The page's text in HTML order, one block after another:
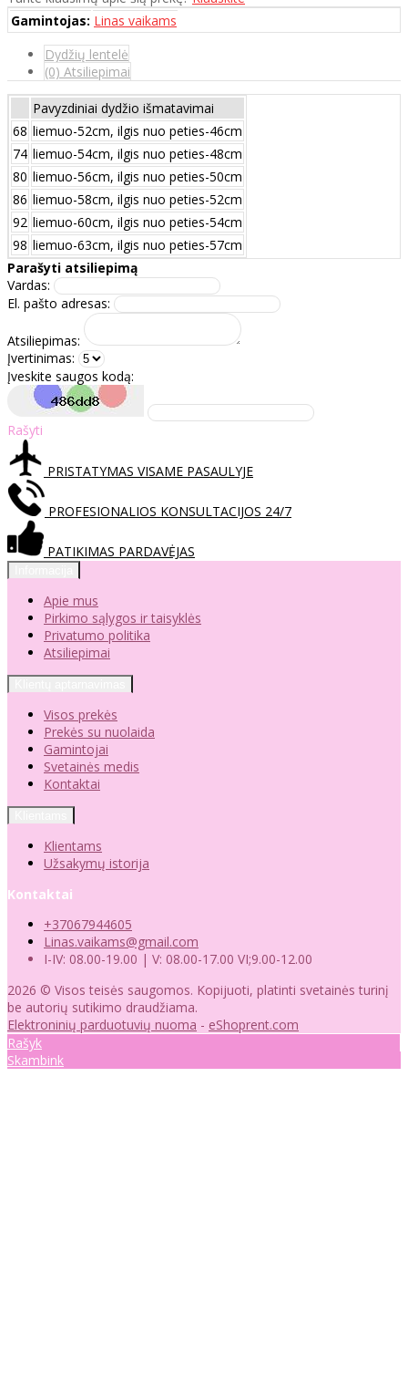
Gamintojas: Linas vaikams
Dydžių lentelė
(0) Atsiliepimai
Pavyzdiniai dydžio išmatavimai
68 liemuo-52cm, ilgis nuo peties-46cm
74 liemuo-54cm, ilgis nuo peties-48cm
80 liemuo-56cm, ilgis nuo peties-50cm
86 liemuo-58cm, ilgis nuo peties-52cm
92 liemuo-60cm, ilgis nuo peties-54cm
98 liemuo-63cm, ilgis nuo peties-57cm
Parašyti atsiliepimą
Vardas:
El. pašto adresas:
Atsiliepimas:
Įvertinimas:
Įveskite saugos kodą:
Rašyti
PRISTATYMAS VISAME PASAULYJE
PROFESIONALIOS KONSULTACIJOS 24/7
PATIKIMAS PARDAVĖJAS
Apie mus
Pirkimo sąlygos ir taisyklės
Privatumo politika
Atsiliepimai
Visos prekės
Prekės su nuolaida
Gamintojai
Svetainės medis
Kontaktai
Klientams
Užsakymų istorija
Kontaktai
+37067944605
Linas.vaikams@gmail.com
I-IV: 08.00-19.00 | V: 08.00-17.00 VI;9.00-12.00
2026 © Visos teisės saugomos. Kopijuoti, platinti svetainės turinį
be autorių sutikimo draudžiama.
Elektroninių parduotuvių nuoma - eShoprent.com
Rašyk
Skambink